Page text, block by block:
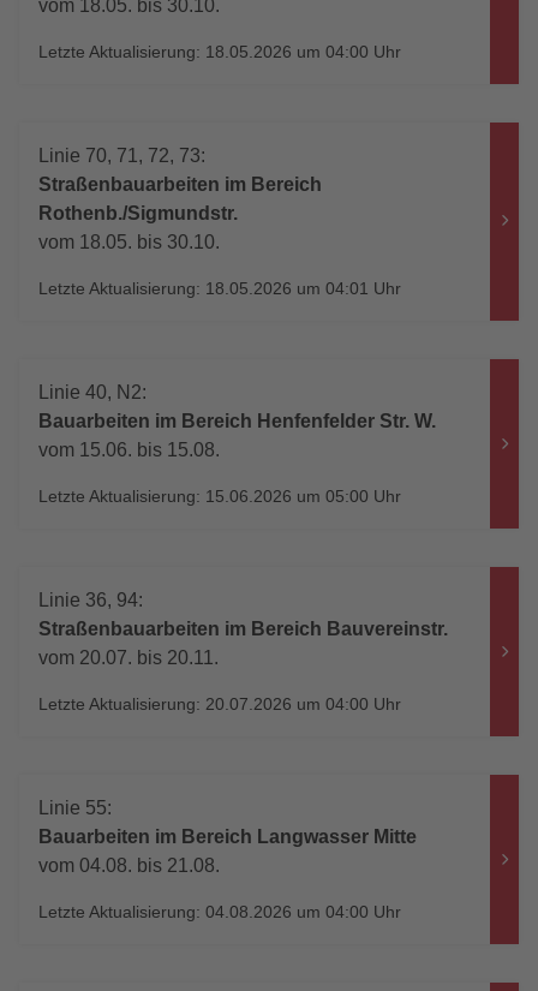
vom 18.05. bis 30.10.
Letzte Aktualisierung: 18.05.2026 um 04:00 Uhr
Linie 70, 71, 72, 73:
Straßenbauarbeiten im Bereich
Rothenb./Sigmundstr.
vom 18.05. bis 30.10.
Letzte Aktualisierung: 18.05.2026 um 04:01 Uhr
Linie 40, N2:
Bauarbeiten im Bereich Henfenfelder Str. W.
vom 15.06. bis 15.08.
Letzte Aktualisierung: 15.06.2026 um 05:00 Uhr
Linie 36, 94:
Straßenbauarbeiten im Bereich Bauvereinstr.
vom 20.07. bis 20.11.
Letzte Aktualisierung: 20.07.2026 um 04:00 Uhr
Linie 55:
Bauarbeiten im Bereich Langwasser Mitte
vom 04.08. bis 21.08.
Letzte Aktualisierung: 04.08.2026 um 04:00 Uhr